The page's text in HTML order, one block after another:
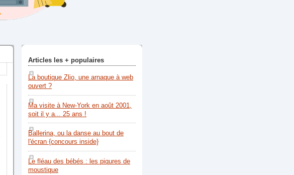
Articles les + populaires
La boutique Zlio, une arnaque à web
ouvert ?
Ma visite à New-York en août 2001,
soit il y a... 25 ans !
Ballerina, ou la danse au bout de
l'écran {concours inside}
Le fléau des bébés : les piqures de
moustique